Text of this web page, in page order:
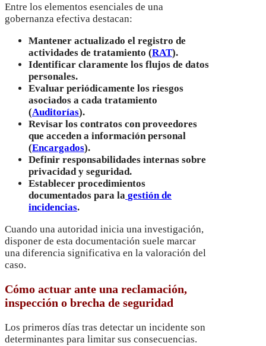
Entre los elementos esenciales de una
gobernanza efectiva destacan:
Mantener actualizado el registro de
actividades de tratamiento (RAT).
Identificar claramente los flujos de datos
personales.
Evaluar periódicamente los riesgos
asociados a cada tratamiento
(Auditorías).
Revisar los contratos con proveedores
que acceden a información personal
(Encargados).
Definir responsabilidades internas sobre
privacidad y seguridad.
Establecer procedimientos
documentados para la gestión de
incidencias.
Cuando una autoridad inicia una investigación,
disponer de esta documentación suele marcar
una diferencia significativa en la valoración del
caso.
Cómo actuar ante una reclamación,
inspección o brecha de seguridad
Los primeros días tras detectar un incidente son
determinantes para limitar sus consecuencias.